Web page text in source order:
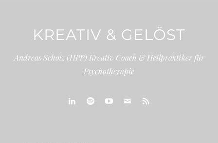
KREATIV & GELÖST
Andreas Scholz (HPP) Kreativ Coach & Heilpraktiker für
Psychotherapie